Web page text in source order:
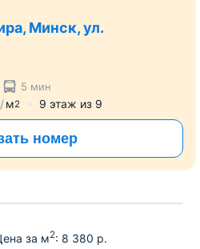
Минск, ул.
5 мин
м2 9 этаж из 9
номер
за м2: 8 380 р.